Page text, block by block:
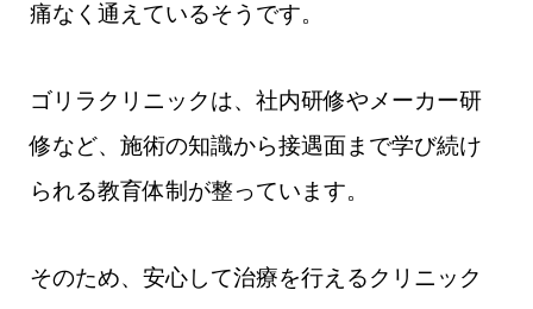
痛なく通えているそうです。
ゴリラクリニックは、社内研修やメーカー研
修など、施術の知識から接遇面まで学び続け
られる教育体制が整っています。
そのため、安心して治療を行えるクリニック